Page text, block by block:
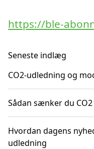
https://ble-
Seneste indlæg
CO2-udledning og
Sådan sænker du
Hvordan dagens
udledning